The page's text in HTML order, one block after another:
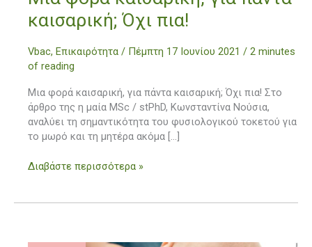
καισαρική; Όχι πια!
Vbac, Επικαιρότητα / Πέμπτη 17 Ιουνίου 2021 / 2 minutes
of reading
Μια φορά καισαρική, για πάντα καισαρική; Όχι πια! Στο
άρθρο της η μαία MSc / stPhD, Κωνσταντίνα Νούσια,
αναλύει τη σημαντικότητα του φυσιολογικού τοκετού για
το μωρό και τη μητέρα ακόμα […]
φορά
καισαρική,
πάντα
καισαρική;
πια!
Διαβάστε περισσότερα »